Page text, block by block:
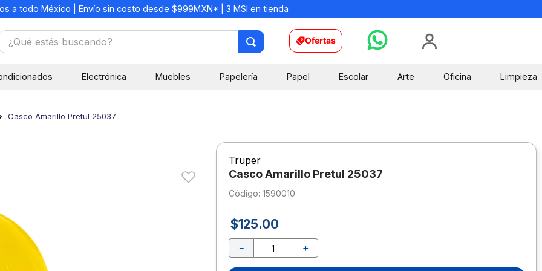
a todo México | Envío sin costo desde $999MXN* | 3 MSI en tienda
estás buscando? Ofertas
Electrónica Muebles Papelería Papel Escolar Arte Oficina Limpieza
Casco Amarillo Pretul 25037
Truper
Casco Amarillo Pretul 25037
: 1590010
$125.00
＋
－
sacapuntas
lapiz